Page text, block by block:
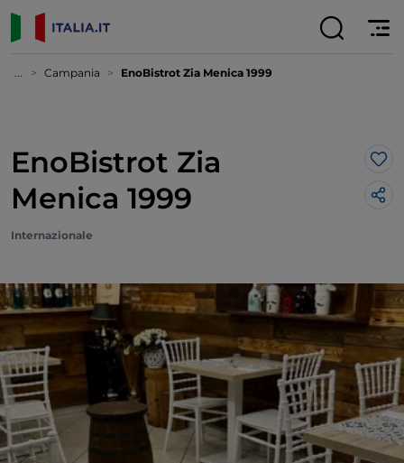
... Campania EnoBistrot Zia Menica 1999
EnoBistrot Zia
Menica 1999
Internazionale